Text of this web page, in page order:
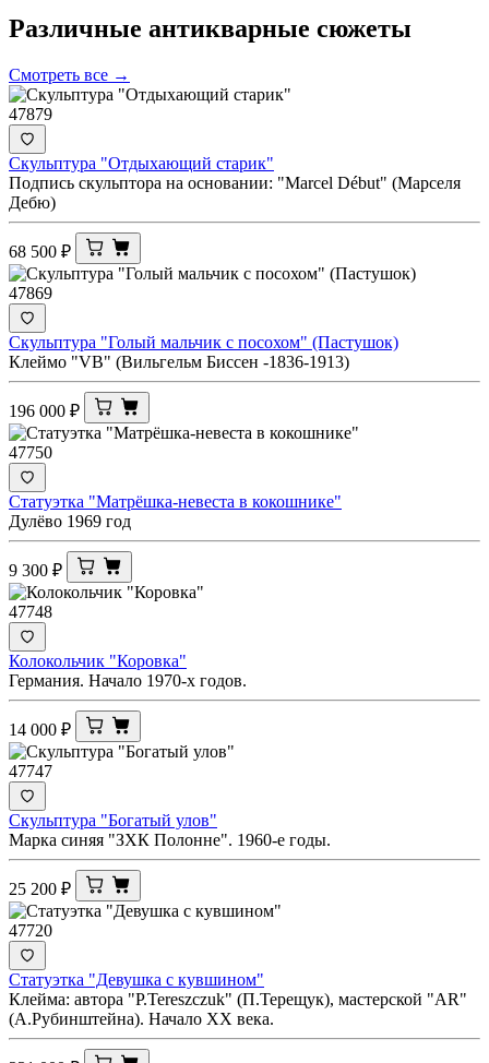
Различные антикварные сюжеты
Смотреть все →
47879
Скульптура "Отдыхающий старик"
Подпись скульптора на основании: "Marcel Début" (Марселя
Дебю)
68 500 ₽
47869
Скульптура "Голый мальчик с посохом" (Пастушок)
Клеймо "VB" (Вильгельм Биссен -1836-1913)
196 000 ₽
47750
Статуэтка "Матрёшка-невеста в кокошнике"
Дулёво 1969 год
9 300 ₽
47748
Колокольчик "Коровка"
Германия. Начало 1970-х годов.
14 000 ₽
47747
Скульптура "Богатый улов"
Марка синяя "ЗХК Полонне". 1960-е годы.
25 200 ₽
47720
Статуэтка "Девушка с кувшином"
Клейма: автора "Р.Tereszczuk" (П.Терещук), мастерской "AR"
(А.Рубинштейна). Начало ХХ века.